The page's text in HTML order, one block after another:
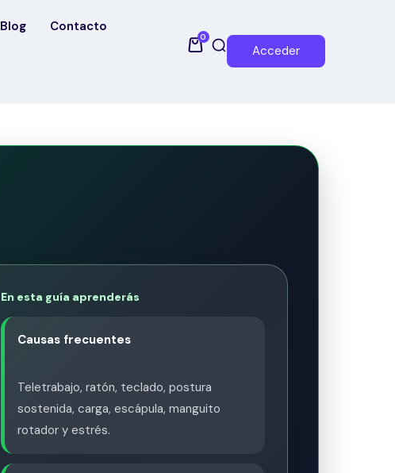
Blog Contacto
0
Acceder
En esta guía aprenderás
Causas frecuentes
Teletrabajo, ratón, teclado, postura
sostenida, carga, escápula, manguito
rotador y estrés.